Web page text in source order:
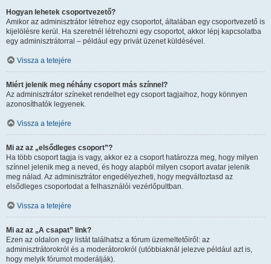
Hogyan lehetek csoportvezető?
Amikor az adminisztrátor létrehoz egy csoportot, általában egy csoportvezető is
kijelölésre kerül. Ha szeretnél létrehozni egy csoportot, akkor lépj kapcsolatba
egy adminisztrátorral – például egy privát üzenet küldésével.
Vissza a tetejére
Miért jelenik meg néhány csoport más színnel?
Az adminisztrátor színeket rendelhet egy csoport tagjaihoz, hogy könnyen
azonosíthatók legyenek.
Vissza a tetejére
Mi az az „elsődleges csoport”?
Ha több csoport tagja is vagy, akkor ez a csoport határozza meg, hogy milyen
színnel jelenik meg a neved, és hogy alapból milyen csoport avatar jelenik
meg nálad. Az adminisztrátor engedélyezheti, hogy megváltoztasd az
elsődleges csoportodat a felhasználói vezérlőpultban.
Vissza a tetejére
Mi az az „A csapat” link?
Ezen az oldalon egy listát találhatsz a fórum üzemeltetőiről: az
adminisztrátorokról és a moderátorokról (utóbbiaknál jelezve például azt is,
hogy melyik fórumot moderálják).